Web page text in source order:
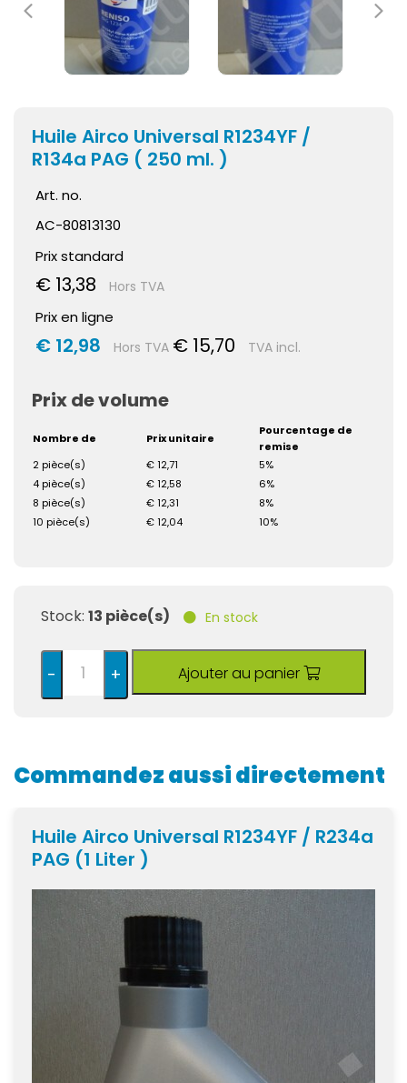
Huile Airco Universal R1234YF /
R134a PAG ( 250 ml. )
Art. no.
AC-80813130
Prix standard
€ 13,38 Hors TVA
Prix en ligne
€ 12,98 Hors TVA € 15,70 TVA incl.
Prix de volume
Nombre de Prix unitaire
Pourcentage de
remise
2 pièce(s)
€ 12,71
5%
4 pièce(s)
€ 12,58
6%
8 pièce(s)
€ 12,31
8%
10 pièce(s)
€ 12,04 10%
Stock: 13 pièce(s) En stock
- + Ajouter au panier
Commandez aussi directement
Huile Airco Universal R1234YF / R234a
PAG (1 Liter )